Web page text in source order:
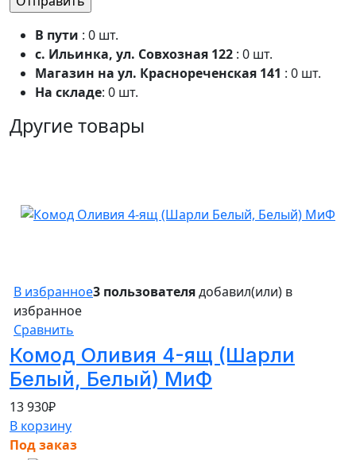
В пути : 0 шт.
с. Ильинка, ул. Совхозная 122 : 0 шт.
Магазин на ул. Краснореченская 141 : 0 шт.
На складе: 0 шт.
Другие товары
В избранное3 пользователядобавил(или) в
избранное
Сравнить
Комод Оливия 4-ящ (Шарли
Белый, Белый) МиФ
13 930₽
В корзину
Под заказ